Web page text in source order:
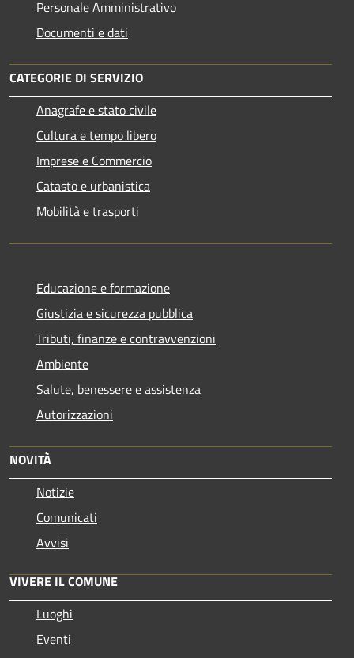
Personale Amministrativo
Documenti e dati
CATEGORIE DI SERVIZIO
Anagrafe e stato civile
Cultura e tempo libero
Imprese e Commercio
Catasto e urbanistica
Mobilità e trasporti
Educazione e formazione
Giustizia e sicurezza pubblica
Tributi, finanze e contravvenzioni
Ambiente
Salute, benessere e assistenza
Autorizzazioni
NOVITÀ
Notizie
Comunicati
Avvisi
VIVERE IL COMUNE
Luoghi
Eventi